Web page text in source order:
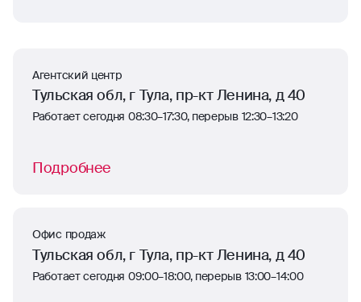
Агентский центр
Тульская обл, г Тула, пр-кт Ленина, д 40
Работает сегодня 08:30–17:30, перерыв 12:30–13:20
Подробнее
Офис продаж
Тульская обл, г Тула, пр-кт Ленина, д 40
Работает сегодня 09:00–18:00, перерыв 13:00–14:00